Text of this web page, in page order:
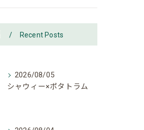
Recent Posts
2026/08/05
シャウィー×ポタトラム